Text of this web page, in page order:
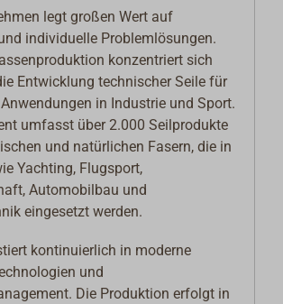
legt großen Wert auf
individuelle Problemlösungen.
konzentriert sich
Entwicklung technischer Seile für
in Industrie und Sport.
umfasst über 2.000 Seilprodukte
und natürlichen Fasern, die in
Yachting, Flugsport,
Automobilbau und
eingesetzt werden.
kontinuierlich in moderne
und
Die Produktion erfolgt in